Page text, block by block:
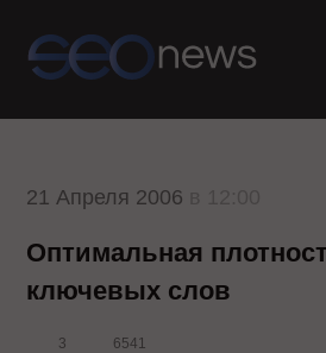
21 Апреля 2006
Оптимальная
ключевых слов
3 6541